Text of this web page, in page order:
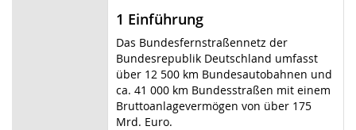
1 Einführung
Das Bundesfernstraßennetz der
Bundesrepublik Deutschland umfasst
über 12 500 km Bundesautobahnen und
ca. 41 000 km Bundesstraßen mit einem
Bruttoanlagevermögen von über 175
Mrd. Euro.